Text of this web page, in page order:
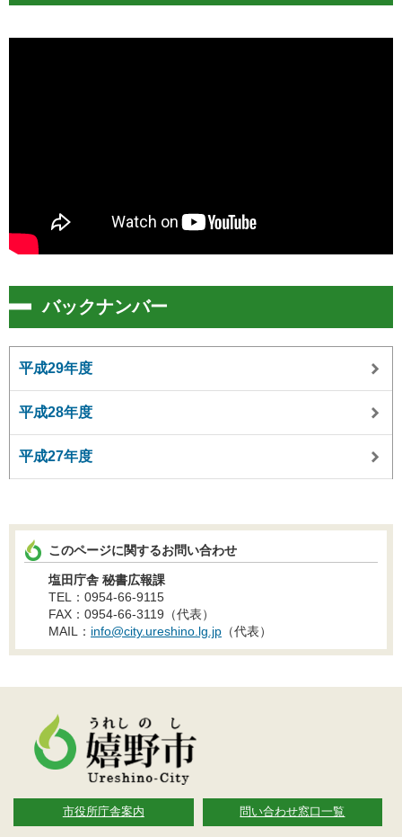
バックナンバー
平成29年度
平成28年度
平成27年度
このページに関するお問い合わせ
塩田庁舎 秘書広報課
TEL：0954-66-9115
FAX：0954-66-3119（代表）
MAIL： info@city.ureshino.lg.jp （代表）
市役所庁舎案内 問い合わせ窓口一覧